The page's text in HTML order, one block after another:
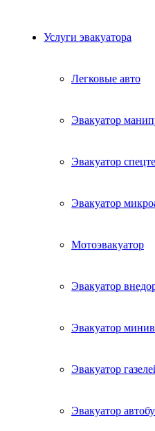
Услуги эвакуатора
Легковые авто
Эвакуатор
Эвакуатор
Эвакуатор
Мотоэвакуатор
Эвакуатор
Эвакуатор
Эвакуатор
Эвакуатор